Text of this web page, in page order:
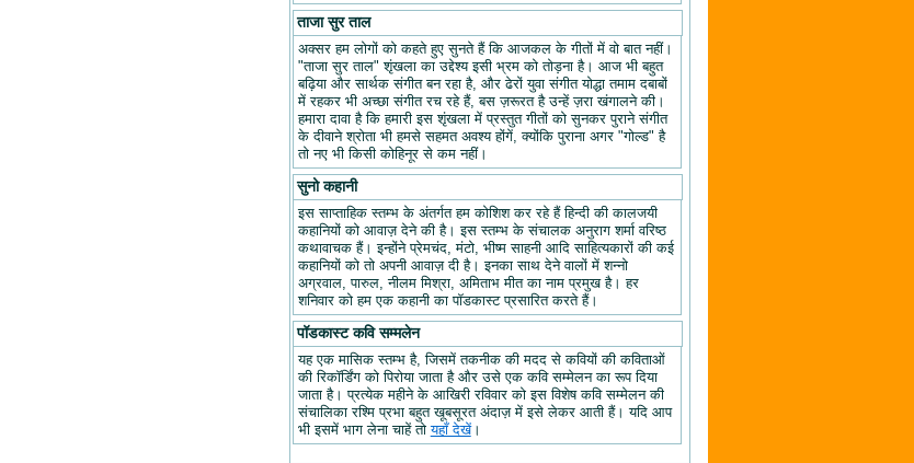
ताजा सुर ताल
अक्सर हम लोगों को कहते हुए सुनते हैं कि आजकल के गीतों में वो बात नहीं।
"ताजा सुर ताल" शृंखला का उद्देश्य इसी भ्रम को तोड़ना है। आज भी बहुत
बढ़िया और सार्थक संगीत बन रहा है, और ढेरों युवा संगीत योद्धा तमाम दबाबों
में रहकर भी अच्छा संगीत रच रहे हैं, बस ज़रूरत है उन्हें ज़रा खंगालने की।
हमारा दावा है कि हमारी इस शृंखला में प्रस्तुत गीतों को सुनकर पुराने संगीत
के दीवाने श्रोता भी हमसे सहमत अवश्य होंगें, क्योंकि पुराना अगर "गोल्ड" है
तो नए भी किसी कोहिनूर से कम नहीं।
सुनो कहानी
इस साप्ताहिक स्तम्भ के अंतर्गत हम कोशिश कर रहे हैं हिन्दी की कालजयी
कहानियों को आवाज़ देने की है। इस स्तम्भ के संचालक अनुराग शर्मा वरिष्ठ
कथावाचक हैं। इन्होंने प्रेमचंद, मंटो, भीष्म साहनी आदि साहित्यकारों की कई
कहानियों को तो अपनी आवाज़ दी है। इनका साथ देने वालों में शन्नो
अग्रवाल, पारुल, नीलम मिश्रा, अमिताभ मीत का नाम प्रमुख है। हर
शनिवार को हम एक कहानी का पॉडकास्ट प्रसारित करते हैं।
पॉडकास्ट कवि सम्मलेन
यह एक मासिक स्तम्भ है, जिसमें तकनीक की मदद से कवियों की कविताओं
की रिकॉर्डिंग को पिरोया जाता है और उसे एक कवि सम्मेलन का रूप दिया
जाता है। प्रत्येक महीने के आखिरी रविवार को इस विशेष कवि सम्मेलन की
संचालिका रश्मि प्रभा बहुत खूबसूरत अंदाज़ में इसे लेकर आती हैं। यदि आप
भी इसमें भाग लेना चाहें तोयहाँ देखें।